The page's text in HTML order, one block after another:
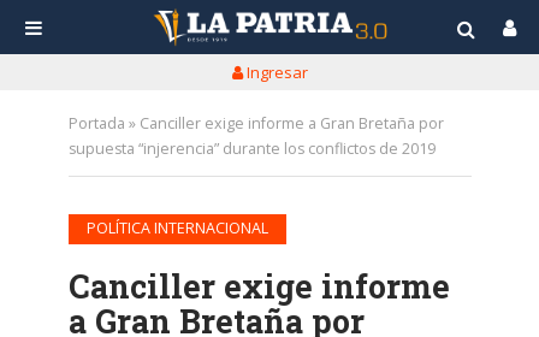
Ingresar
Portada » Canciller exige informe a Gran Bretaña por
supuesta “injerencia” durante los conflictos de 2019
POLÍTICA INTERNACIONAL
Canciller exige informe
a Gran Bretaña por